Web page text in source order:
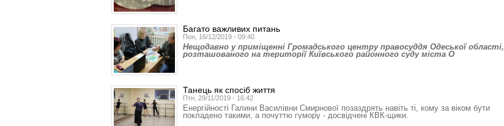
Багато важливих питань
Пон, 16/12/2019 - 09:40
Нещодавно у приміщенні Громадського центру правосуддя Одеської області,
розташованого на території Київського районного суду міста О
Танець як спосіб життя
Птн, 29/11/2019 - 16:42
Енергійності Галини Василівни Смирнової позаздрять навіть ті, кому за віком бути
покладено такими, а почуттю гумору - досвідчені КВК-щики.